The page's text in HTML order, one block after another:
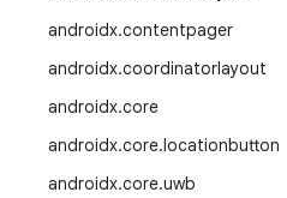
androidx.contentpager
androidx.coordinatorlayout
androidx.core
androidx.core.locationbutton
androidx.core.uwb